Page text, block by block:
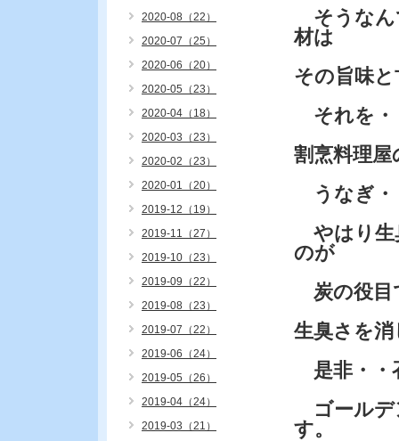
そうなん
材は
その旨味
それを・
割烹料理
うなぎ・
やはり生
のが
炭の役目
生臭さを
是非・・
ゴールデ
す。
2020-08（22）
2020-07（25）
2020-06（20）
2020-05（23）
2020-04（18）
2020-03（23）
2020-02（23）
2020-01（20）
2019-12（19）
2019-11（27）
2019-10（23）
2019-09（22）
2019-08（23）
2019-07（22）
2019-06（24）
2019-05（26）
2019-04（24）
2019-03（21）